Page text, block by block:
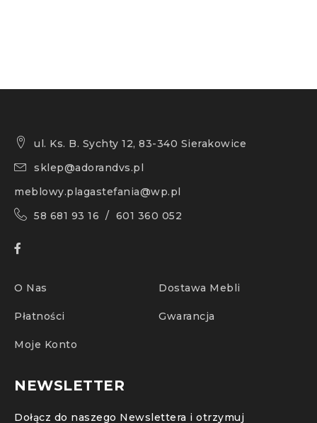
ul. Ks. B. Sychty 12, 83-340 Sierakowice
sklep@adorandvs.pl
meblowy.plagastefania@wp.pl
58 681 93 16 / 601 360 052
O Nas Dostawa Mebli
Płatności Gwarancja
Moje Konto
NEWSLETTER
Dołącz do naszego Newslettera i otrzymuj